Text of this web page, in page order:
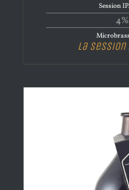
Session
La Session